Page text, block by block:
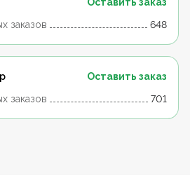
заказов
648
Оставить заказ
заказов
701